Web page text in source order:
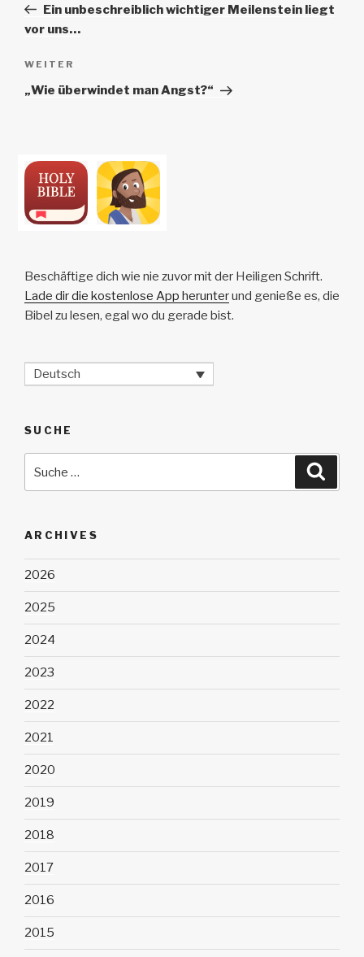
Beitrag
Ein unbeschreiblich wichtiger Meilenstein liegt
vor uns…
Nächster
Beitrag
WEITER
„Wie überwindet man Angst?“
Beschäftige dich wie nie zuvor mit der Heiligen Schrift.
Lade dir die kostenlose App herunterund genieße es, die
Bibel zu lesen, egal wo du gerade bist.
Deutsch
SUCHE
nach:
ARCHIVES
2026
2025
2024
2023
2022
2021
2020
2019
2018
2017
2016
2015